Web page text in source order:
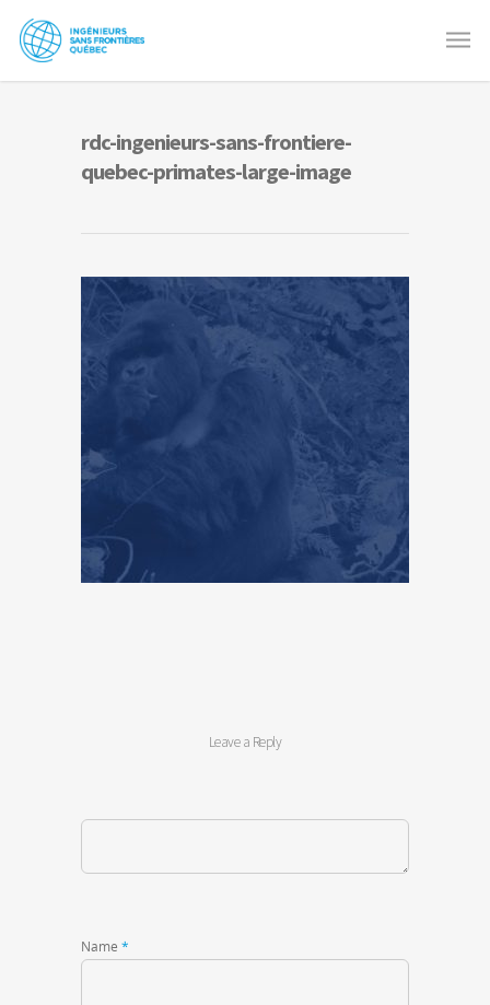
rdc-ingenieurs-sans-frontiere-
quebec-primates-large-image
Leave a Reply
Name *